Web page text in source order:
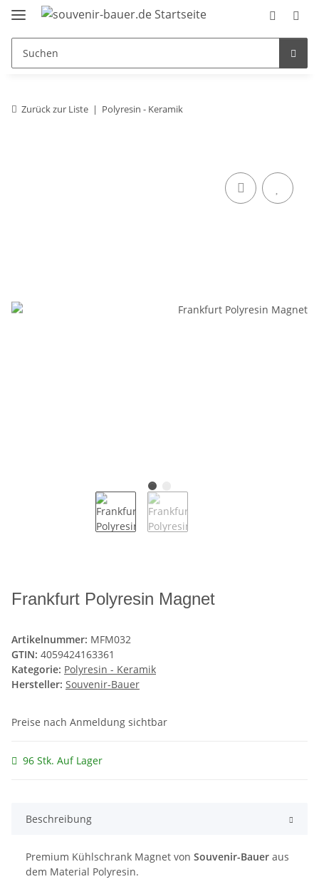
Zurück zur Liste Polyresin - Keramik
Frankfurt Polyresin Magnet
Artikelnummer: MFM032
GTIN: 4059424163361
Kategorie: Polyresin - Keramik
Hersteller: Souvenir-Bauer
Preise nach Anmeldung sichtbar
96 Stk. Auf Lager
Beschreibung
Premium Kühlschrank Magnet von Souvenir-Bauer aus
dem Material Polyresin.